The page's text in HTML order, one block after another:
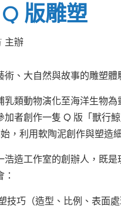
版雕塑
主辦
術、大自然與故事的雕塑體
乳類動物演化至海洋生物為
加者創作一隻 Q 版「獸行
，利用軟陶泥創作與塑造
浩造工作室的創辦人，既
技巧（造型、比例、表面處